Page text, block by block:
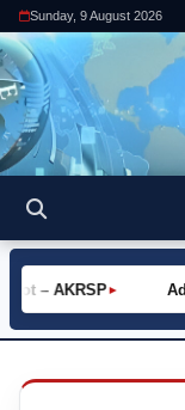
Sunday, 9 August 2026
►
– AKRSP